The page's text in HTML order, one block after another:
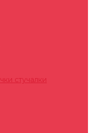
стучалки